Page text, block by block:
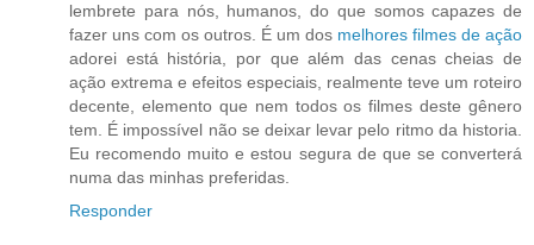
lembrete para nós, humanos, do que somos capazes de
fazer uns com os outros. É um dos melhores filmes de ação
adorei está história, por que além das cenas cheias de
ação extrema e efeitos especiais, realmente teve um roteiro
decente, elemento que nem todos os filmes deste gênero
tem. É impossível não se deixar levar pelo ritmo da historia.
Eu recomendo muito e estou segura de que se converterá
numa das minhas preferidas.
Responder